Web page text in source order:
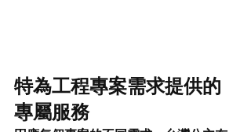
特為工程專案需求提供的
專屬服務